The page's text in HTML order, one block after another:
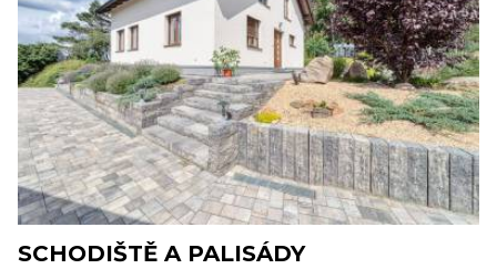
SCHODIŠTĚ A PALISÁDY